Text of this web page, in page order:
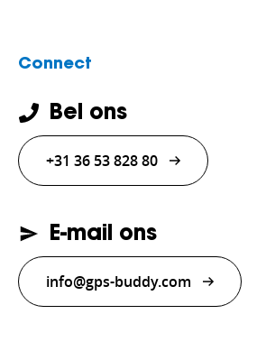
Connect
Bel ons
+31 36 53 828 80
E-mail ons
info@gps-buddy.com